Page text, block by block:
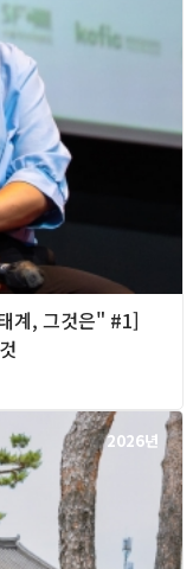
계, 그것은" #1]
2026년